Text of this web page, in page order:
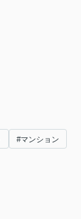
#マンション